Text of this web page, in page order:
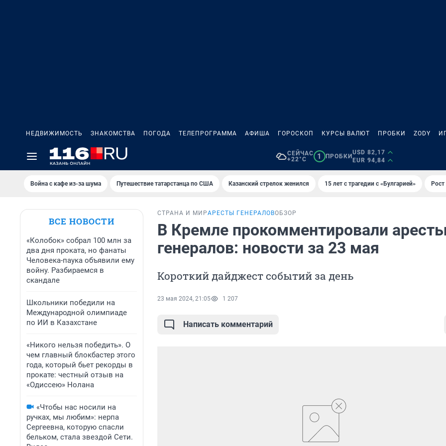
НЕДВИЖИМОСТЬ ЗНАКОМСТВА ПОГОДА ТЕЛЕПРОГРАММА АФИША ГОРОСКОП КУРСЫ ВАЛЮТ ПРОБКИ ZODY
СЕЙЧАС
+22°C
1 ПРОБКИ
USD 82,17
EUR 94,84
Война с кафе из-за шума Путешествие татарстанца по США Казанский стрелок женился 15 лет с трагедии с «Булгарией»
ВСЕ НОВОСТИ
«Колобок» собрал 100 млн за
два дня проката, но фанаты
Человека-паука объявили ему
войну. Разбираемся в
скандале
Школьники победили на
Международной олимпиаде
по ИИ в Казахстане
«Никого нельзя победить». О
чем главный блокбастер этого
года, который бьет рекорды в
прокате: честный отзыв на
«Одиссею» Нолана
«Чтобы нас носили на
ручках, мы любим»: нерпа
Сергеевна, которую спасли
бельком, стала звездой Сети.
СТРАНА И МИРАРЕСТЫ ГЕНЕРАЛОВОБЗОР
В Кремле прокомментировали
генералов: новости за 23 мая
Короткий дайджест событий за день
23 мая 2024, 21:05 1 207
Написать комментарий